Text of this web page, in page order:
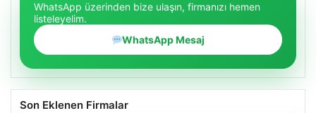
WhatsApp üzerinden bize ulaşın, firmanızı hemen
listeleyelim.
WhatsApp Mesaj
Son Eklenen Firmalar